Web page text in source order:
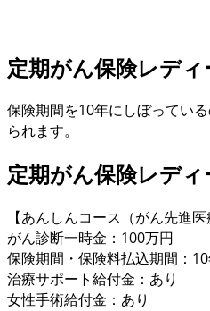
定期がん保険レデ
保険期間を10年にしぼってい
られます。
定期がん保険レディ
【あんしんコース（がん先進医
がん診断一時金：100万円
保険期間・保険料払込期間：
治療サポート給付金：あり
女性手術給付金：あり